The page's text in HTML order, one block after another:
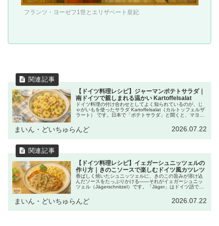
フランツ・ヨーゼフ1世とエリザベート皇妃
【ドイツ料理レシピ】ジャーマンポテトサラダ｜
南ドイツで親しまれる温かい Kartoffelsalat
ドイツ料理の付け合わせとしてよく知られているのが、じ
ゃがいもを使ったサラダ Kartoffelsalat（カルトッフェルザ
ラート） です。日本で「ポテトサラダ」と聞くと、マヨネ
れません。け...
まいん・どいちゅらんど 2026.07.22
【ドイツ料理レシピ】イェガーシュニッツェルの
作り方｜きのこソースで楽しむドイツ風カツレツ
香ばしく焼いたシュニッツェルに、きのこの旨みが溶け込
んだソースをたっぷりかける――それがイェガーシュニッ
ツェル（Jägerschnitzel）です。「Jäger」はドイツ語で
ースを添えたシ...
まいん・どいちゅらんど 2026.07.22